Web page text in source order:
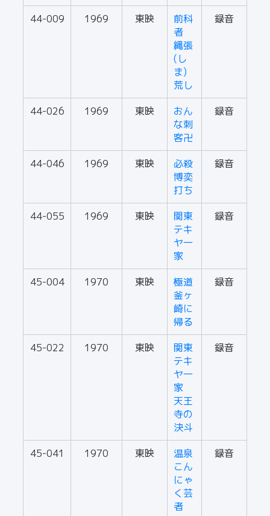
44-009 1969 東映
前科
者
縄張
(し
ま)
荒し
録音
44-026 1969 東映
おん
な刺
客卍
録音
44-046 1969 東映
必殺
博奕
打ち
録音
44-055 1969 東映
関東
テキ
ヤ一
家
録音
45-004 1970 東映
極道
釜ヶ
崎に
帰る
録音
45-022 1970 東映
関東
テキ
ヤ一
家
天王
寺の
決斗
録音
45-041 1970 東映
温泉
こん
にゃ
く芸
者
録音